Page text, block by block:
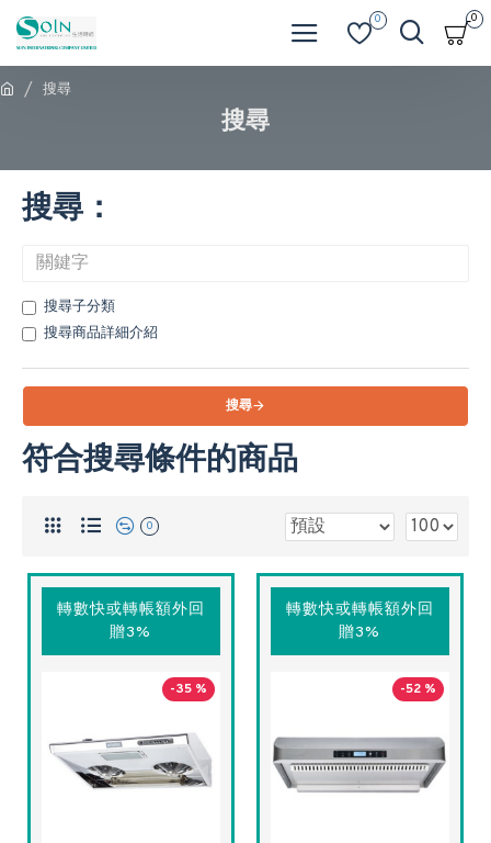
0 0
搜尋
搜尋
搜尋：
搜尋子分類
搜尋商品詳細介紹
搜尋
符合搜尋條件的商品
0
轉數快或轉帳額外回
贈3%
-35 %
轉數快或轉帳額外回
贈3%
-52 %